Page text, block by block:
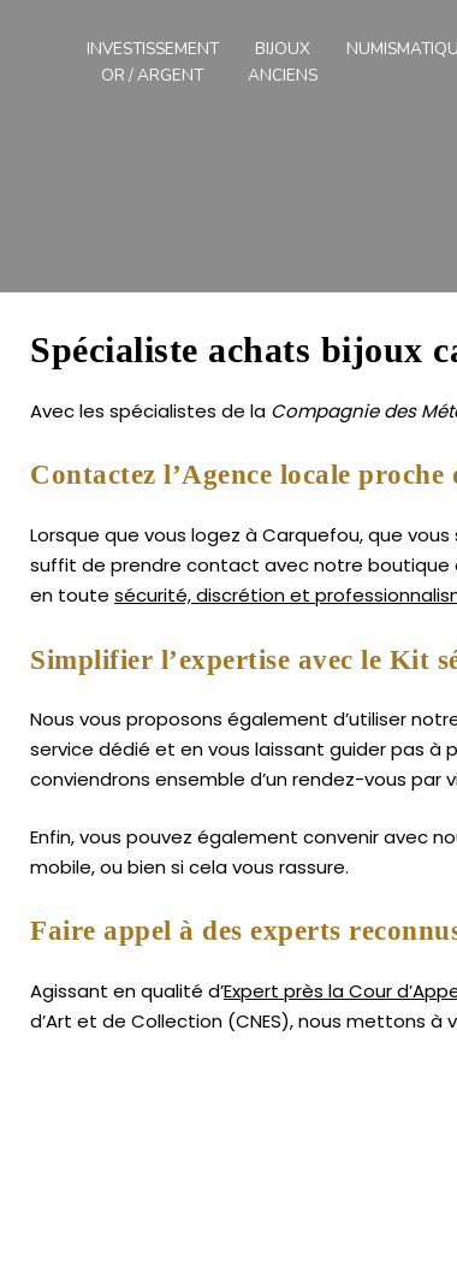
INVESTISSEMENT
OR / ARGENT
BIJOUX
ANCIENS
Spécialiste achats bijoux
Avec les spécialistes de la Compagnie des
Contactez l’Agence locale
Lorsque que vous logez à Carquefou, que
suffit de prendre contact avec notre boutique
en toute sécurité, discrétion et
Simplifier l’expertise avec le Kit
Nous vous proposons également d’utiliser
service dédié et en vous laissant guider pas à
conviendrons ensemble d’un rendez-vous par
Enfin, vous pouvez également convenir avec
mobile, ou bien si cela vous rassure.
Faire appel à des experts
Agissant en qualité d’Expert près la Cour
d’Art et de Collection (CNES),nous mettons à